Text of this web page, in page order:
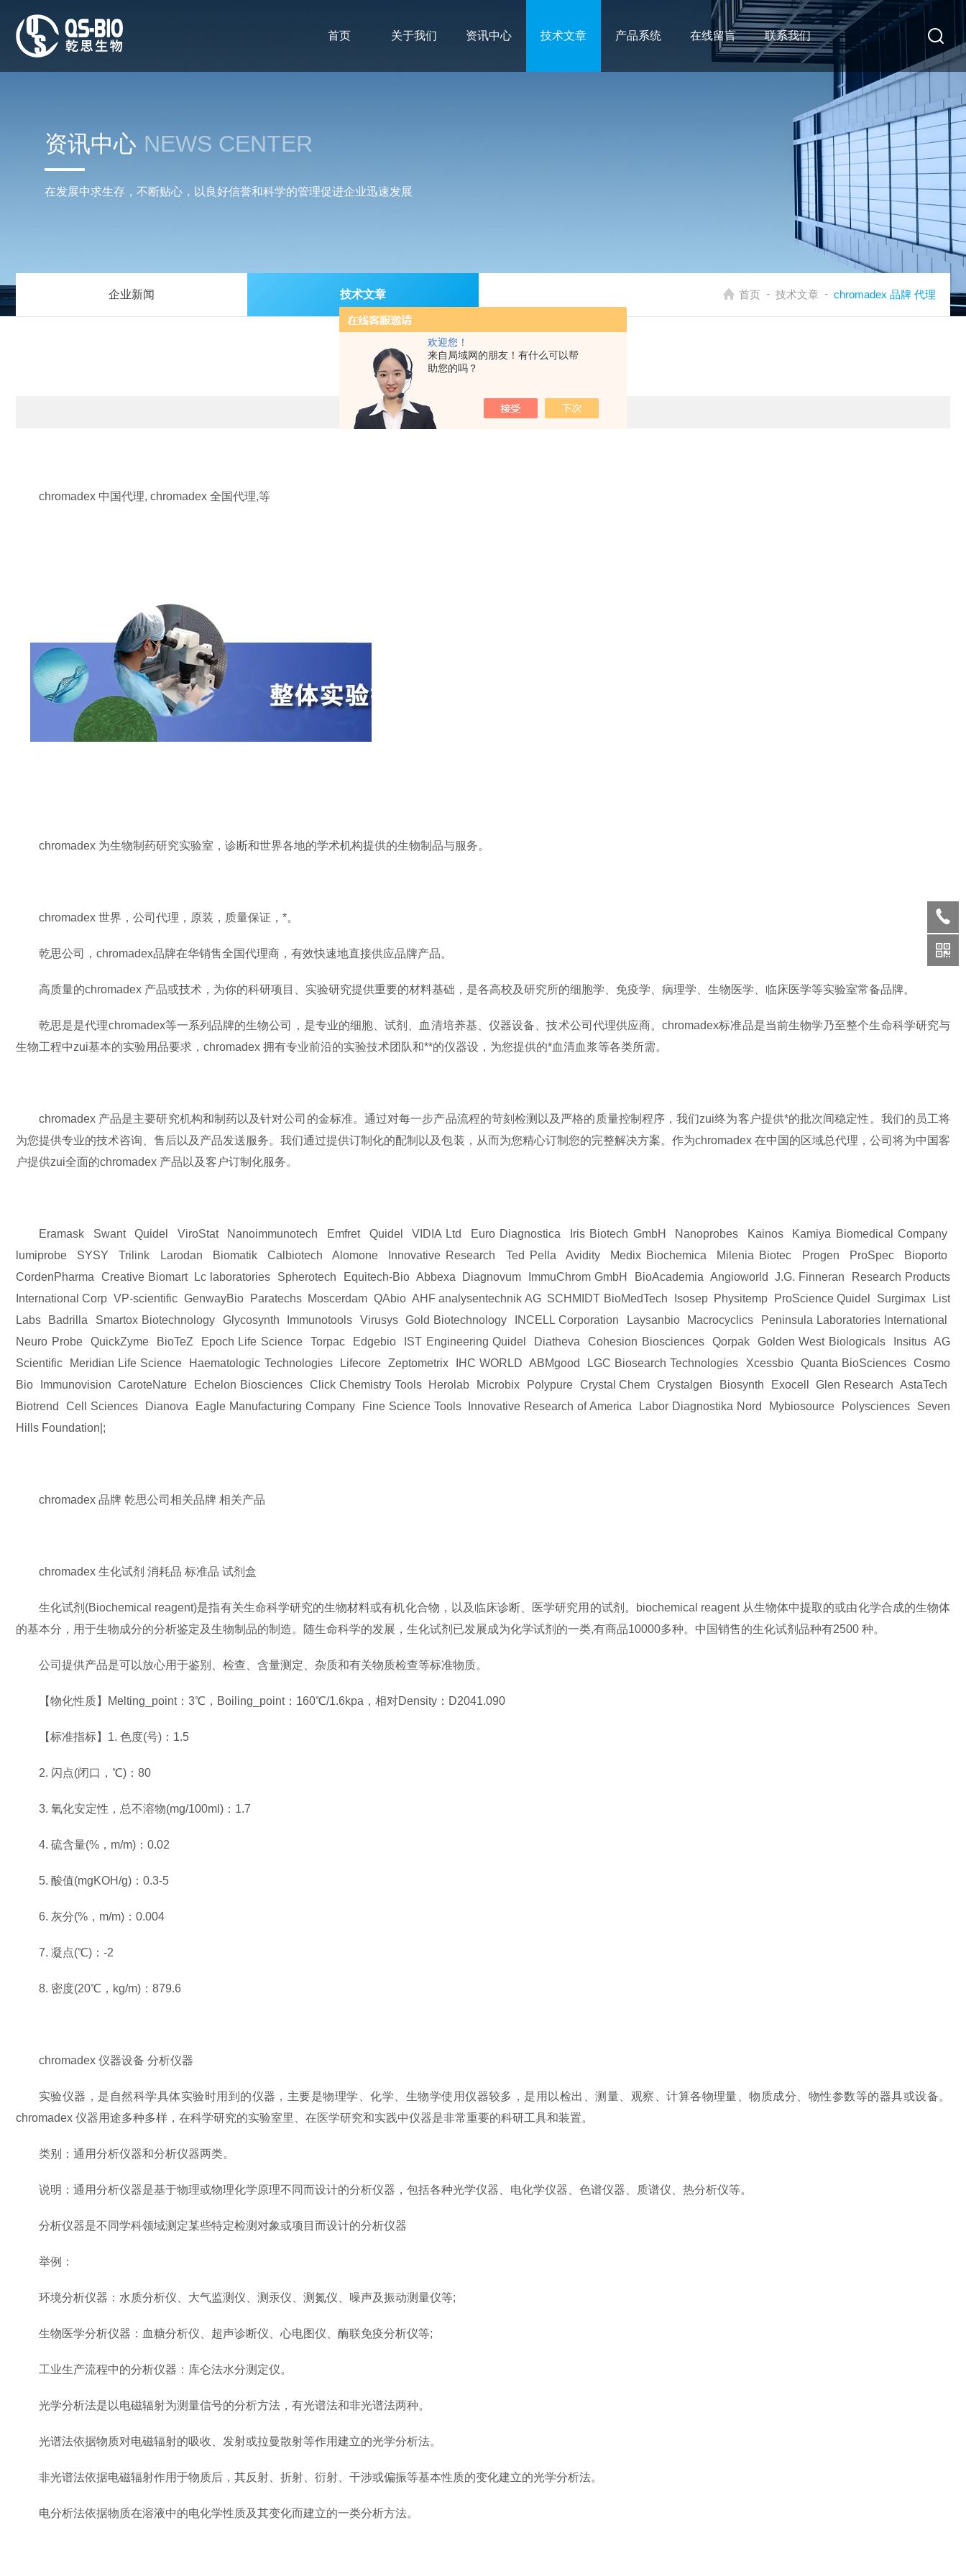
欢迎您！
来自局域网的朋友！有什么可以帮
助您的吗？
首页 关于我们 资讯中心 技术文章 产品系统 在线留言 联系我们
资讯中心 NEWS CENTER
在发展中求生存，不断贴心，以良好信誉和科学的管理促进企业迅速发展
企业新闻 技术文章 首页 - 技术文章 - chromadex 品牌 代理
chromadex 品牌 代理
更新时间：2018-01-15 点击次数：665
chromadex 中国代理, chromadex 全国代理,等
chromadex 为生物制药研究实验室，诊断和世界各地的学术机构提供的生物制品与服务。
chromadex 世界，公司代理，原装，质量保证，*。
乾思公司，chromadex品牌在华销售全国代理商，有效快速地直接供应品牌产品。
高质量的chromadex 产品或技术，为你的科研项目、实验研究提供重要的材料基础，是各高校及研究所的细胞学、免疫学、病理学、生物医学、临床医学等实验室常备品牌。
乾思是是代理chromadex等一系列品牌的生物公司，是专业的细胞、试剂、血清培养基、仪器设备、技术公司代理供应商。chromadex标准品是当前生物学乃至整个生命科学研究与
生物工程中zui基本的实验用品要求，chromadex 拥有专业前沿的实验技术团队和**的仪器设，为您提供的*血清血浆等各类所需。
chromadex 产品是主要研究机构和制药以及针对公司的金标准。通过对每一步产品流程的苛刻检测以及严格的质量控制程序，我们zui终为客户提供*的批次间稳定性。我们的员工将
为您提供专业的技术咨询、售后以及产品发送服务。我们通过提供订制化的配制以及包装，从而为您精心订制您的完整解决方案。作为chromadex 在中国的区域总代理，公司将为中国客
户提供zui全面的chromadex 产品以及客户订制化服务。
Eramask Swant Quidel ViroStat Nanoimmunotech Emfret Quidel VIDIA Ltd Euro Diagnostica Iris Biotech GmbH Nanoprobes Kainos Kamiya Biomedical Company
lumiprobe SYSY Trilink Larodan Biomatik Calbiotech Alomone Innovative Research Ted Pella Avidity Medix Biochemica Milenia Biotec Progen ProSpec Bioporto
CordenPharma Creative Biomart Lc laboratories Spherotech Equitech-Bio Abbexa Diagnovum ImmuChrom GmbH BioAcademia Angioworld J.G. Finneran Research Products
International Corp VP-scientific GenwayBio Paratechs Moscerdam QAbio AHF analysentechnik AG SCHMIDT BioMedTech Isosep Physitemp ProScience Quidel Surgimax List
Labs Badrilla Smartox Biotechnology Glycosynth Immunotools Virusys Gold Biotechnology INCELL Corporation Laysanbio Macrocyclics Peninsula Laboratories International
Neuro Probe QuickZyme BioTeZ Epoch Life Science Torpac Edgebio IST Engineering Quidel Diatheva Cohesion Biosciences Qorpak Golden West Biologicals Insitus AG
Scientific Meridian Life Science Haematologic Technologies Lifecore Zeptometrix IHC WORLD ABMgood LGC Biosearch Technologies Xcessbio Quanta BioSciences Cosmo
Bio Immunovision CaroteNature Echelon Biosciences Click Chemistry Tools Herolab Microbix Polypure Crystal Chem Crystalgen Biosynth Exocell Glen Research AstaTech
Biotrend Cell Sciences Dianova Eagle Manufacturing Company Fine Science Tools Innovative Research of America Labor Diagnostika Nord Mybiosource Polysciences Seven
Hills Foundation|;
chromadex 品牌 乾思公司相关品牌 相关产品
chromadex 生化试剂 消耗品 标准品 试剂盒
生化试剂(Biochemical reagent)是指有关生命科学研究的生物材料或有机化合物，以及临床诊断、医学研究用的试剂。biochemical reagent 从生物体中提取的或由化学合成的生物体
的基本分，用于生物成分的分析鉴定及生物制品的制造。随生命科学的发展，生化试剂已发展成为化学试剂的一类,有商品10000多种。中国销售的生化试剂品种有2500 种。
公司提供产品是可以放心用于鉴别、检查、含量测定、杂质和有关物质检查等标准物质。
【物化性质】Melting_point：3℃，Boiling_point：160℃/1.6kpa，相对Density：D2041.090
【标准指标】1. 色度(号)：1.5
2. 闪点(闭口，℃)：80
3. 氧化安定性，总不溶物(mg/100ml)：1.7
4. 硫含量(%，m/m)：0.02
5. 酸值(mgKOH/g)：0.3-5
6. 灰分(%，m/m)：0.004
7. 凝点(℃)：-2
8. 密度(20℃，kg/m)：879.6
chromadex 仪器设备 分析仪器
实验仪器，是自然科学具体实验时用到的仪器，主要是物理学、化学、生物学使用仪器较多，是用以检出、测量、观察、计算各物理量、物质成分、物性参数等的器具或设备。
chromadex 仪器用途多种多样，在科学研究的实验室里、在医学研究和实践中仪器是非常重要的科研工具和装置。
类别：通用分析仪器和分析仪器两类。
说明：通用分析仪器是基于物理或物理化学原理不同而设计的分析仪器，包括各种光学仪器、电化学仪器、色谱仪器、质谱仪、热分析仪等。
分析仪器是不同学科领域测定某些特定检测对象或项目而设计的分析仪器
举例：
环境分析仪器：水质分析仪、大气监测仪、测汞仪、测氮仪、噪声及振动测量仪等;
生物医学分析仪器：血糖分析仪、超声诊断仪、心电图仪、酶联免疫分析仪等;
工业生产流程中的分析仪器：库仑法水分测定仪。
光学分析法是以电磁辐射为测量信号的分析方法，有光谱法和非光谱法两种。
光谱法依据物质对电磁辐射的吸收、发射或拉曼散射等作用建立的光学分析法。
非光谱法依据电磁辐射作用于物质后，其反射、折射、衍射、干涉或偏振等基本性质的变化建立的光学分析法。
电分析法依据物质在溶液中的电化学性质及其变化而建立的一类分析方法。